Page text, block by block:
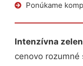
Ponúkame
Intenzívna
cenovo